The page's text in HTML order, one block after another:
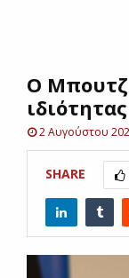
UΟ
2 Αυγούστου
SHARE